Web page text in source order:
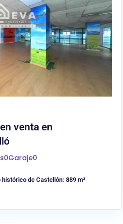
venta en
0Garaje0
de Castellón: 889 m²